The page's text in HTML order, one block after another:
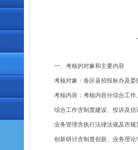
一、考核的对象和主要内容
考核对象：各区县招投标办及委
考核内容：考核内容分综合工作
综合工作含制度建设、投诉及信
业务管理含执行法律法规及市规
创新研讨含制度创新、业务理论